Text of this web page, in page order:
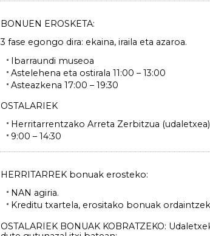
BONUEN EROSKETA:
3 fase egongo dira: ekaina, iraila eta azaroa.
Ibarraundi museoa
Astelehena eta ostirala 11:00 – 13:00
Asteazkena 17:00 – 19:30
OSTALARIEK
Herritarrentzako Arreta Zerbitzua (udaletxea)
9:00 – 14:30
HERRITARREK bonuak erosteko:
NAN agiria.
Kreditu txartela, erositako bonuak
OSTALARIEK BONUAK KOBRATZEKO: